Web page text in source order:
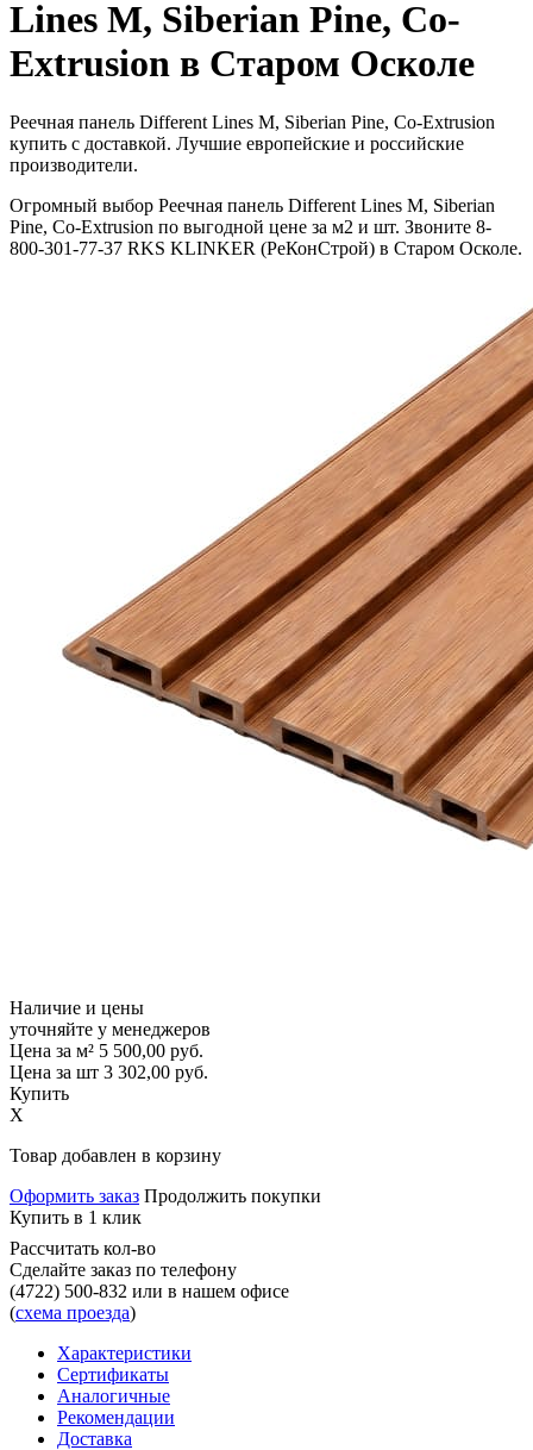
Lines M, Siberian Pine, Co-
Extrusion в Старом Осколе
Реечная панель Different Lines M, Siberian Pine, Co-Extrusion
купить с доставкой. Лучшие европейские и российские
производители.
Огромный выбор Реечная панель Different Lines M, Siberian
Pine, Co-Extrusion по выгодной цене за м2 и шт. Звоните 8-
800-301-77-37 RKS KLINKER (РеКонСтрой) в Старом Осколе.
Наличие и цены
уточняйте у менеджеров
Цена за м² 5 500,00 руб.
Цена за шт 3 302,00 руб.
Купить
X
Товар добавлен в корзину
Оформить заказ Продолжить покупки
Купить в 1 клик
Рассчитать кол-во
Сделайте заказ по телефону
(4722) 500-832 или в нашем офисе
(схема проезда)
Характеристики
Сертификаты
Аналогичные
Рекомендации
Доставка